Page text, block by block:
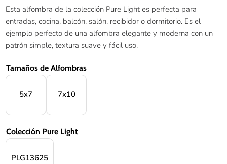
Esta alfombra de la colección Pure Light es perfecta para
entradas, cocina, balcón, salón, recibidor o dormitorio. Es el
ejemplo perfecto de una alfombra elegante y moderna con un
patrón simple, textura suave y fácil uso.
Tamaños de Alfombras
5x7 7x10
Colección Pure Light
PLG13625